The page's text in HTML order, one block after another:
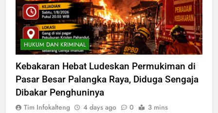
HUKUM DAN KRIMINAL
Kebakaran Hebat Ludeskan Permukiman di
Pasar Besar Palangka Raya, Diduga Sengaja
Dibakar Penghuninya
Tim Infokalteng 4 days ago 0 3 mins